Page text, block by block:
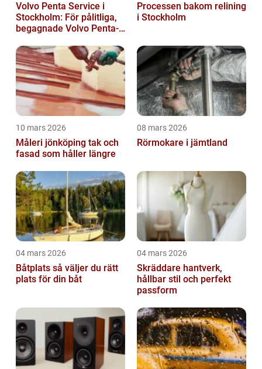
Volvo Penta Service i
Stockholm: För pålitliga,
begagnade Volvo Penta-
Processen bakom relining
i Stockholm
10 mars 2026
Måleri jönköping tak och
fasad som håller längre
08 mars 2026
Rörmokare i jämtland
04 mars 2026
Båtplats så väljer du rätt
plats för din båt
04 mars 2026
Skräddare hantverk,
hållbar stil och perfekt
passform